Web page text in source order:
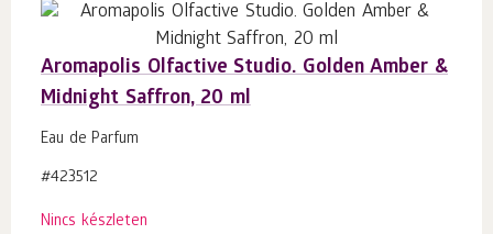
Aromapolis Olfactive Studio. Golden Amber &
Midnight Saffron, 20 ml
Eau de Parfum
#423512
Nincs készleten